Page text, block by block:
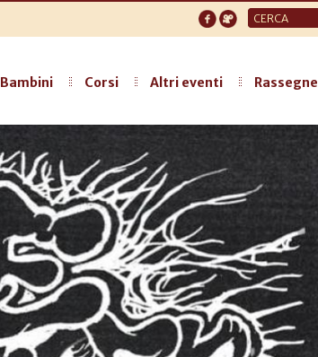
Form
di
Bambini Corsi Altri eventi Rassegne